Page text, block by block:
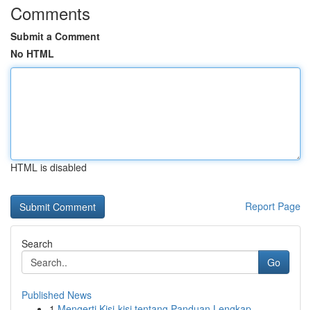
Comments
Submit a Comment
No HTML
HTML is disabled
Report Page
Search
Go
Published News